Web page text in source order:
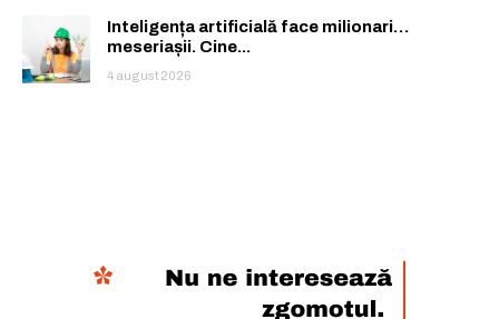
Rămâi conectat la lumea afacerilor și
Rămâi conectat la lumea afacerilor și
Inteligența artificială face milionari…
meseriașii. Cine...
4 august 2026